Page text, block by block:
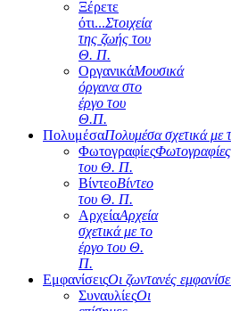
Ξέρετε
ότι...Στοιχεία
της ζωής του
Θ. Π.
ΟργανικάΜουσικά
όργανα στο
έργο του
Θ.Π.
ΠολυμέσαΠολυμέσα σχετικά
ΦωτογραφίεςΦωτογραφίες
του Θ. Π.
ΒίντεοΒίντεο
του Θ. Π.
ΑρχείαΑρχεία
σχετικά με το
έργο του Θ.
Π.
ΕμφανίσειςΟι ζωντανές
ΣυναυλίεςΟι